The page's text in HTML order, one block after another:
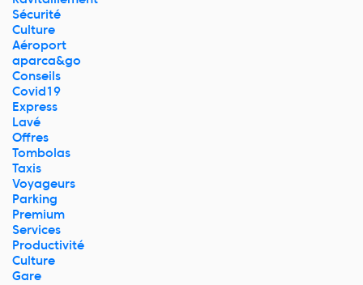
Sécurité
Culture
Aéroport
aparca&go
Conseils
Covid19
Express
Lavé
Offres
Tombolas
Taxis
Voyageurs
Parking
Premium
Services
Productivité
Culture
Gare